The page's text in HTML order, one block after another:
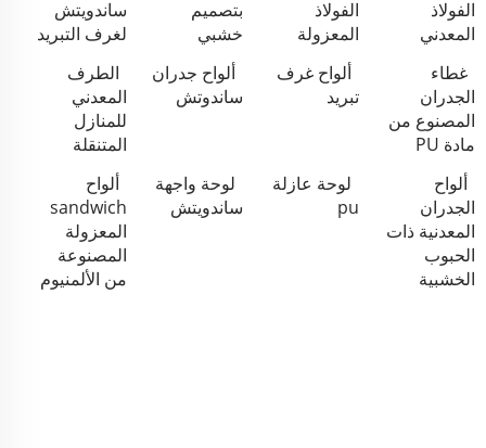
الفولاذ
المعدني
الفولاذ
المعزولة
بتصميم
خشبي
ساندويتش
لغرف التبريد
غطاء
الجدران
المصنوع من
مادة PU
ألواح غرف
تبريد
ألواح جدران
ساندوتش
الطرف
المعدني
للمنازل
المتنقلة
ألواح
الجدران
المعدنية ذات
الحبوب
الخشبية
لوحة عازلة
pu
لوحة واجهة
ساندويتش
ألواح
sandwich
المعزولة
المصنوعة
من الألمنيوم